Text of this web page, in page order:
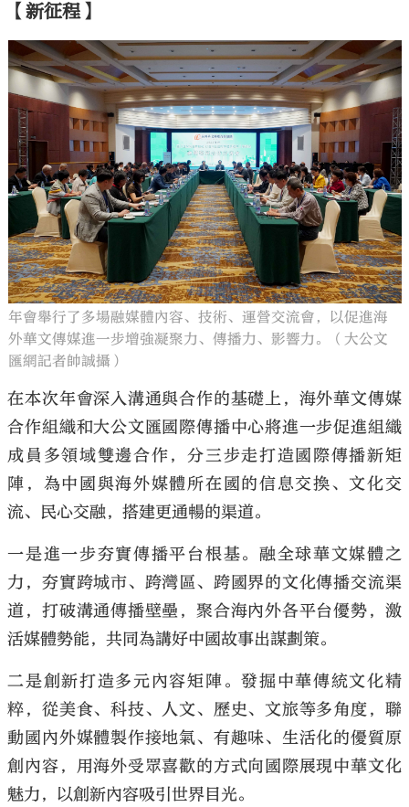
【新征程】
年會舉行了多場融媒體內容、技術、運營交流會，以促進海
外華文傳媒進一步增強凝聚力、傳播力、影響力。（大公文
匯網記者帥誠攝）
在本次年會深入溝通與合作的基礎上，海外華文傳媒
合作組織和大公文匯國際傳播中心將進一步促進組織
成員多領域雙邊合作，分三步走打造國際傳播新矩
陣，為中國與海外媒體所在國的信息交換、文化交
流、民心交融，搭建更通暢的渠道。
一是進一步夯實傳播平台根基。融全球華文媒體之
力，夯實跨城市、跨灣區、跨國界的文化傳播交流渠
道，打破溝通傳播壁壘，聚合海內外各平台優勢，激
活媒體勢能，共同為講好中國故事出謀劃策。
二是創新打造多元內容矩陣。發掘中華傳統文化精
粹，從美食、科技、人文、歷史、文旅等多角度，聯
動國內外媒體製作接地氣、有趣味、生活化的優質原
創內容，用海外受眾喜歡的方式向國際展現中華文化
魅力，以創新內容吸引世界目光。